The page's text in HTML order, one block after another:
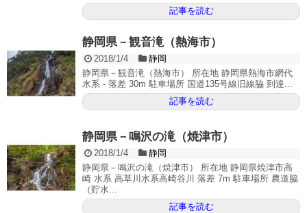
記事を読む
静岡県－観音滝（熱海市）
2018/1/4
静岡
静岡県－観音滝（熱海市） 所在地 静岡県熱海市網代
水系 - 落差 30m 駐車場所 国道135号線旧線脇 到達...
記事を読む
静岡県－鳴沢の滝（焼津市）
2018/1/4
静岡
静岡県－鳴沢の滝（焼津市） 所在地 静岡県焼津市高
崎 水系 高草川水系高崎谷川 落差 7m 駐車場所 農道脇
（貯水...
記事を読む